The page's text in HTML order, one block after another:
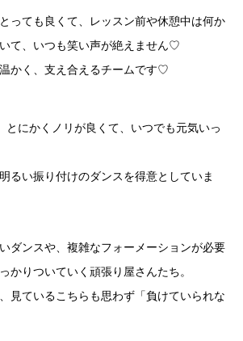
っても良くて、レッスン前や休憩中は何か
て、いつも笑い声が絶えません♡
かく、支え合えるチームです♡
とにかくノリが良くて、いつでも元気いっ
るい振り付けのダンスを得意としていま
ダンスや、複雑なフォーメーションが必要
かりついていく頑張り屋さんたち。
見ているこちらも思わず「負けていられな